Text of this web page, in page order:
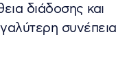
διάδοσης και
συνέπεια